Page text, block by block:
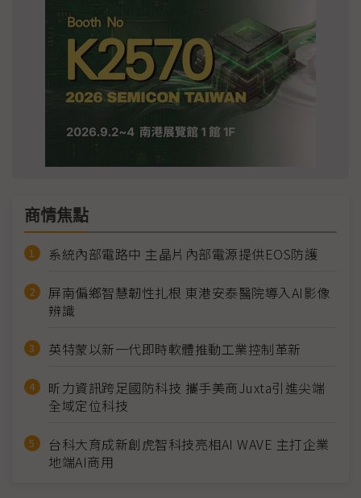
商情焦點
系統內部電路中 主晶片內部電源提供EOS防護
屏南偏鄉智慧韌性扎根 東港安泰醫院導入AI影像
辨識
英特蒙以新一代即時軟體推動工業控制革新
昕力資訊跨足國防科技 攜手美商Juxta引進尖端
全域定位科技
台科大育成新創虎智科技亮相AI WAVE 主打企業
地端AI商用